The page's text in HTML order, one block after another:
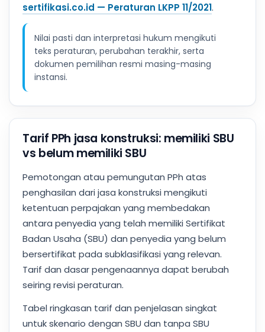
sertifikasi.co.id — Peraturan LKPP 11/2021.
Nilai pasti dan interpretasi hukum mengikuti
teks peraturan, perubahan terakhir, serta
dokumen pemilihan resmi masing-masing
instansi.
Tarif PPh jasa konstruksi: memiliki SBU
vs belum memiliki SBU
Pemotongan atau pemungutan PPh atas
penghasilan dari jasa konstruksi mengikuti
ketentuan perpajakan yang membedakan
antara penyedia yang telah memiliki Sertifikat
Badan Usaha (SBU) dan penyedia yang belum
bersertifikat pada subklasifikasi yang relevan.
Tarif dan dasar pengenaannya dapat berubah
seiring revisi peraturan.
Tabel ringkasan tarif dan penjelasan singkat
untuk skenario dengan SBU dan tanpa SBU